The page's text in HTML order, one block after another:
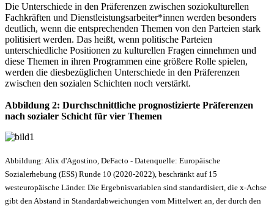
Die Unterschiede in den Präferenzen zwischen soziokulturellen
Fachkräften und Dienstleistungsarbeiter*innen werden besonders
deutlich, wenn die entsprechenden Themen von den Parteien stark
politisiert werden. Das heißt, wenn politische Parteien
unterschiedliche Positionen zu kulturellen Fragen einnehmen und
diese Themen in ihren Programmen eine größere Rolle spielen,
werden die diesbezüglichen Unterschiede in den Präferenzen
zwischen den sozialen Schichten noch verstärkt.
Abbildung 2: Durchschnittliche prognostizierte Präferenzen
nach sozialer Schicht für vier Themen
Abbildung: Alix d'Agostino, DeFacto - Datenquelle: Europäische
Sozialerhebung (ESS) Runde 10 (2020-2022), beschränkt auf 15
westeuropäische Länder. Die Ergebnisvariablen sind standardisiert, die x-Achse
gibt den Abstand in Standardabweichungen vom Mittelwert an, der durch den